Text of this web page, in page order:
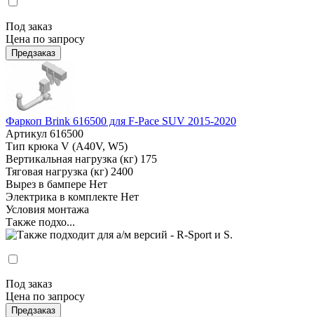
Под заказ
Цена по запросу
Предзаказ
Фаркоп Brink 616500 для F-Pace SUV 2015-2020
Артикул 616500
Тип крюка V (A40V, W5)
Вертикальная нагрузка (кг) 175
Тяговая нагрузка (кг) 2400
Вырез в бампере Нет
Электрика в комплекте Нет
Условия монтажа
Также подхо...
Под заказ
Цена по запросу
Предзаказ